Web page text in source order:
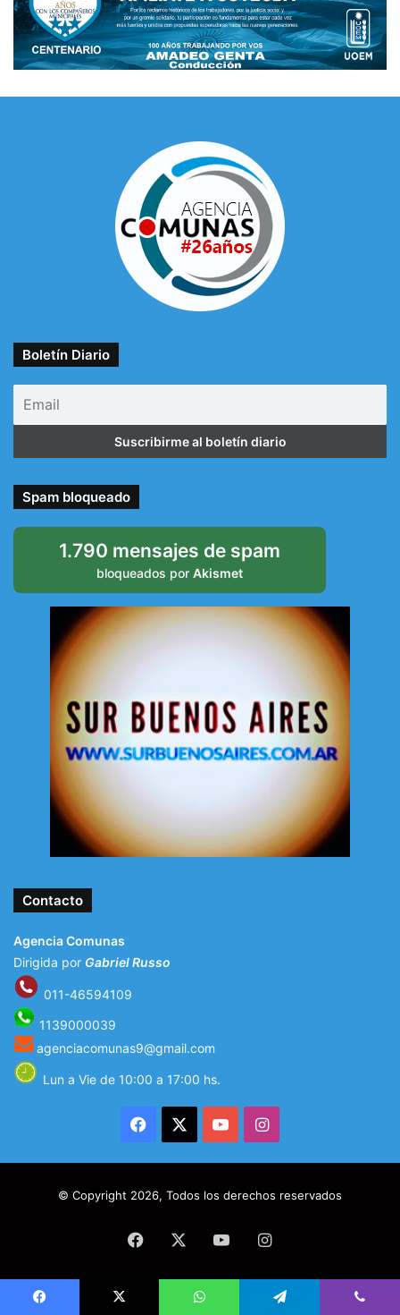
Boletín Diario
Spam bloqueado
1.790 mensajes de spam
bloqueados por Akismet
Contacto
Agencia Comunas
Dirigida por Gabriel Russo
011-46594109
1139000039
agenciacomunas9@gmail.com
Lun a Vie de 10:00 a 17:00 hs.
Facebook YouTubeInstagram
© Copyright 2026, Todos los derechos reservados
Facebook YouTubeInstagram